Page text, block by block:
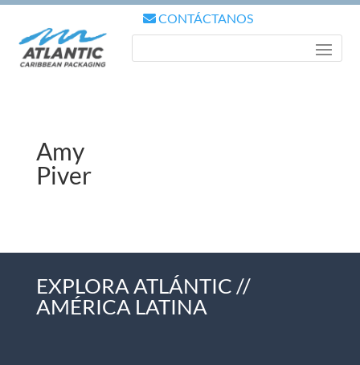
CONTÁCTANOS
Amy
Piver
EXPLORA ATLÁNTIC //
AMÉRICA LATINA